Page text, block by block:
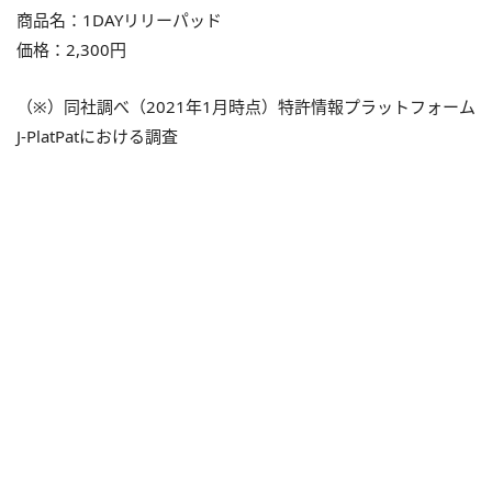
商品名：1DAYリリーパッド
価格：2,300円
（※）同社調べ（2021年1月時点）特許情報プラットフォーム
J-PlatPatにおける調査